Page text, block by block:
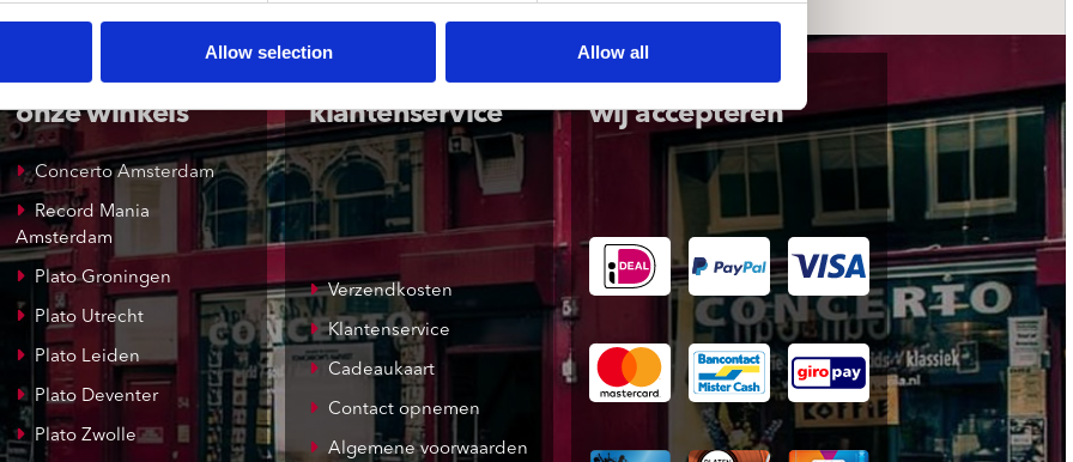
Allow selection Allow all
onze winkels
Concerto Amsterdam
Record Mania
Amsterdam
Plato Groningen
Plato Utrecht
Plato Leiden
Plato Deventer
Plato Zwolle
klantenservice
Verzendkosten
Klantenservice
Cadeaukaart
Contact opnemen
Algemene voorwaarden
wij accepteren